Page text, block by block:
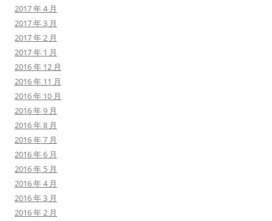
2017 年 4 月
2017 年 3 月
2017 年 2 月
2017 年 1 月
2016 年 12 月
2016 年 11 月
2016 年 10 月
2016 年 9 月
2016 年 8 月
2016 年 7 月
2016 年 6 月
2016 年 5 月
2016 年 4 月
2016 年 3 月
2016 年 2 月